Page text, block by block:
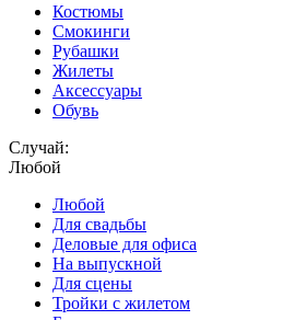
Костюмы
Смокинги
Рубашки
Жилеты
Аксессуары
Обувь
Случай:
Любой
Любой
Для свадьбы
Деловые для офиса
На выпускной
Для сцены
Тройки с жилетом